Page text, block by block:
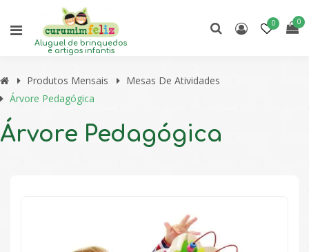
Aluguel de brinquedos
e artigos infantis
0 0
Produtos Mensais
Mesas De Atividades
Árvore Pedagógica
Árvore Pedagógica